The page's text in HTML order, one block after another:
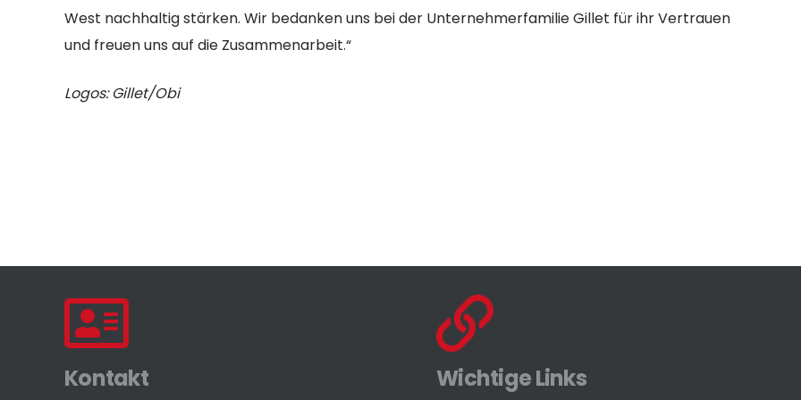
West nachhaltig stärken. Wir bedanken uns bei der Unternehmerfamilie Gillet für ihr Vertrauen
und freuen uns auf die Zusammenarbeit.“
Logos: Gillet/Obi
Kontakt Wichtige Links